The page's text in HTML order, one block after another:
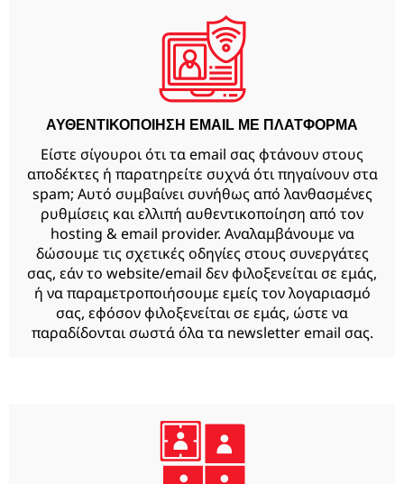
ΑΥΘΕΝΤΙΚΟΠΟΙΗΣΗ EMAIL ΜΕ ΠΛΑΤΦΟΡΜΑ
Είστε σίγουροι ότι τα email σας φτάνουν στους
αποδέκτες ή παρατηρείτε συχνά ότι πηγαίνουν στα
spam; Αυτό συμβαίνει συνήθως από λανθασμένες
ρυθμίσεις και ελλιπή αυθεντικοποίηση από τον
hosting & email provider. Αναλαμβάνουμε να
δώσουμε τις σχετικές οδηγίες στους συνεργάτες
σας, εάν το website/email δεν φιλοξενείται σε εμάς,
ή να παραμετροποιήσουμε εμείς τον λογαριασμό
σας, εφόσον φιλοξενείται σε εμάς, ώστε να
παραδίδονται σωστά όλα τα newsletter email σας.